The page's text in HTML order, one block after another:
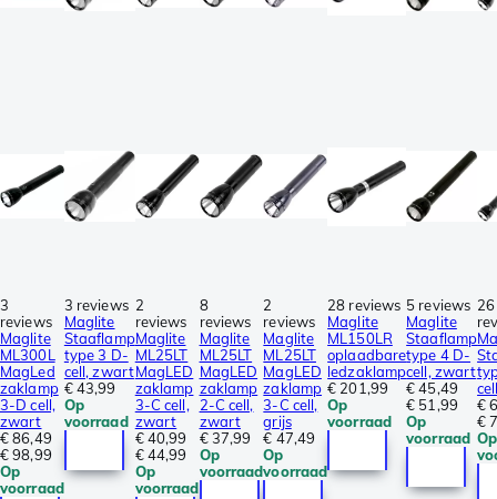
3
reviews
Maglite
ML300L
MagLed
zaklamp
3-D cell,
zwart
€ 86,49
€ 98,99
Op
voorraad
3 reviews
Maglite
Staaflamp
type 3 D-
cell, zwart
€ 43,99
Op
voorraad
2
reviews
Maglite
ML25LT
MagLED
zaklamp
3-C cell,
zwart
€ 40,99
€ 44,99
Op
voorraad
8
reviews
Maglite
ML25LT
MagLED
zaklamp
2-C cell,
zwart
€ 37,99
Op
voorraad
2
reviews
Maglite
ML25LT
MagLED
zaklamp
3-C cell,
grijs
€ 47,49
Op
voorraad
28 reviews
Maglite
ML150LR
oplaadbare
ledzaklamp
€ 201,99
Op
voorraad
5 reviews
Maglite
Staaflamp
type 4 D-
cell, zwart
€ 45,49
€ 51,99
Op
voorraad
26
€
€
Op